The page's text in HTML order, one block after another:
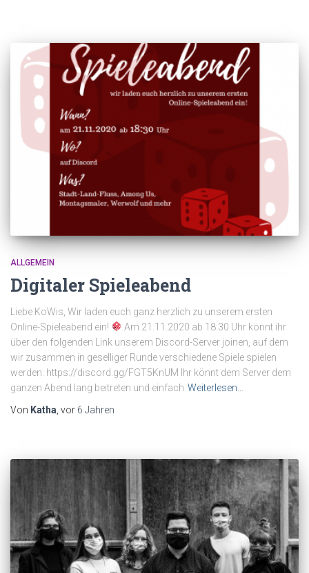
ALLGEMEIN
Digitaler Spieleabend
Liebe KoWis, Wir laden euch ganz herzlich zu unserem ersten
Online-Spieleabend ein!
Am 21.11.2020 ab 18:30 Uhr könnt ihr
über den folgenden Link unserem Discord-Server joinen, auf dem
wir zusammen in geselliger Runde verschiedene Spiele spielen
werden: https://discord.gg/FGT5KnUM Ihr könnt dem Server dem
ganzen Abend lang beitreten und einfach Weiterlesen…
Von Katha , vor 6 Jahren